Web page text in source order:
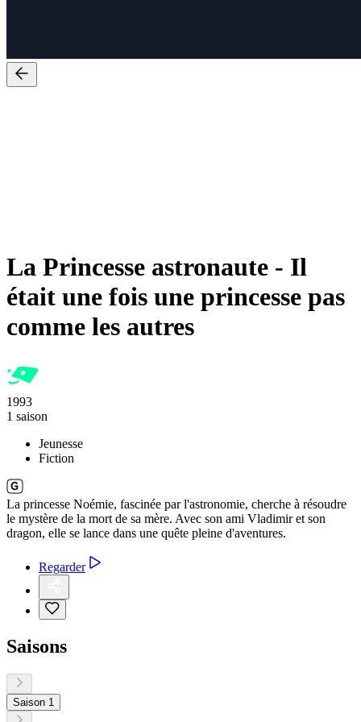
La Princesse astronaute - Il
était une fois une princesse pas
comme les autres
1993
1 saison
Jeunesse
Fiction
La princesse Noémie, fascinée par l'astronomie, cherche à résoudre
le mystère de la mort de sa mère. Avec son ami Vladimir et son
dragon, elle se lance dans une quête pleine d'aventures.
Regarder
Saisons
Saison 1